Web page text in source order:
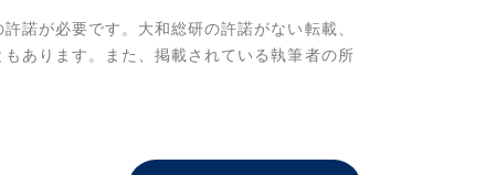
諾が必要です。大和総研の許諾がない転載、
あります。また、掲載されている執筆者の所